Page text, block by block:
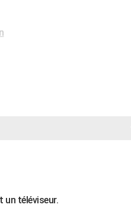
un téléviseur.